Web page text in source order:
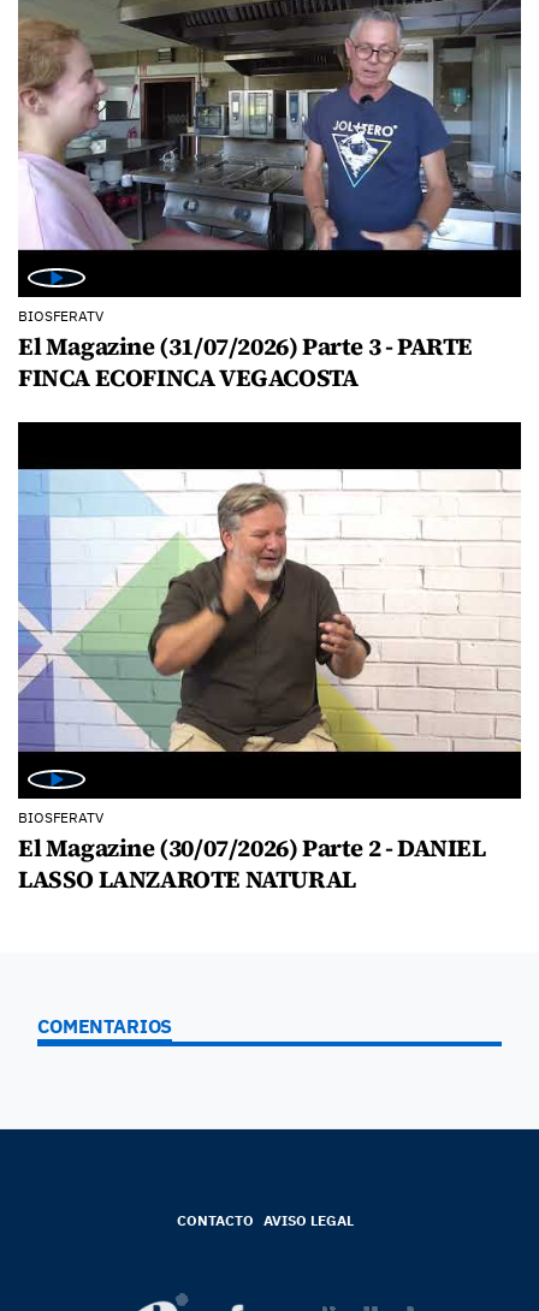
BIOSFERATV
El Magazine (31/07/2026) Parte 3 - PARTE
FINCA ECOFINCA VEGACOSTA
BIOSFERATV
El Magazine (30/07/2026) Parte 2 - DANIEL
LASSO LANZAROTE NATURAL
COMENTARIOS
CONTACTO AVISO LEGAL